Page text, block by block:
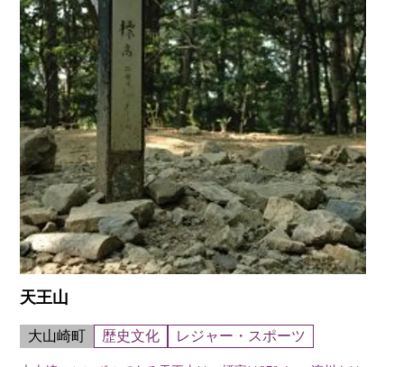
天王山
大山崎町 歴史文化 レジャー・スポーツ